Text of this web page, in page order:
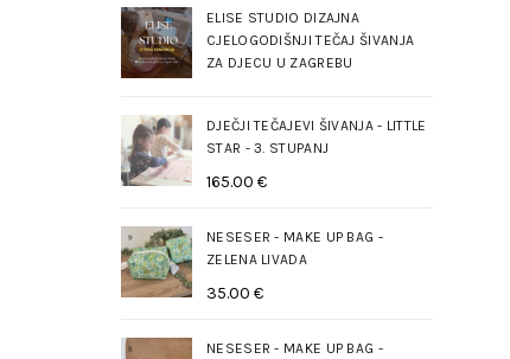
ELISE STUDIO DIZAJNA
CJELOGODIŠNJI TEČAJ ŠIVANJA
ZA DJECU U ZAGREBU
DJEČJI TEČAJEVI ŠIVANJA - LITTLE
STAR - 3. STUPANJ
165.00 €
NESESER - MAKE UP BAG -
ZELENA LIVADA
35.00 €
NESESER - MAKE UP BAG -